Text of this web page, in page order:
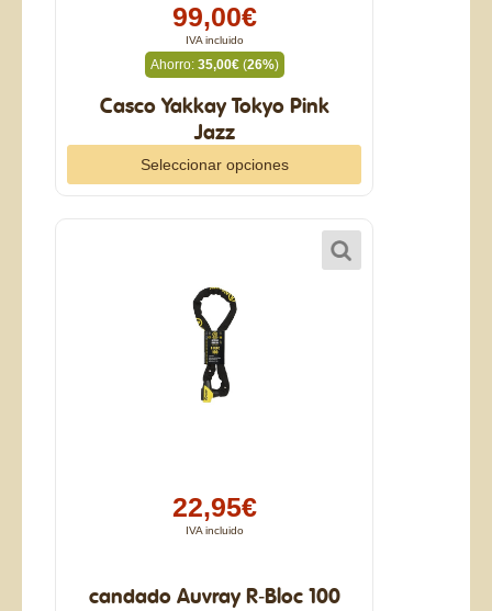
99,00€
IVA incluido
Ahorro: 35,00€(26%)
Casco Yakkay Tokyo Pink
Jazz
Seleccionar opciones
22,95€
IVA incluido
candado Auvray R-Bloc 100